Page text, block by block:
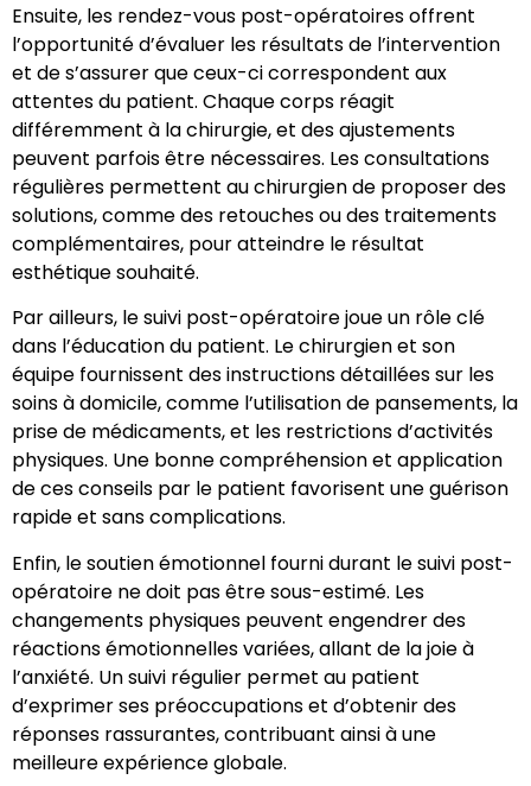
Ensuite, les rendez-vous post-opératoires offrent
l’opportunité d’évaluer les résultats de l’intervention
et de s’assurer que ceux-ci correspondent aux
attentes du patient. Chaque corps réagit
différemment à la chirurgie, et des ajustements
peuvent parfois être nécessaires. Les consultations
régulières permettent au chirurgien de proposer des
solutions, comme des retouches ou des traitements
complémentaires, pour atteindre le résultat
esthétique souhaité.
Par ailleurs, le suivi post-opératoire joue un rôle clé
dans l’éducation du patient. Le chirurgien et son
équipe fournissent des instructions détaillées sur les
soins à domicile, comme l’utilisation de pansements, la
prise de médicaments, et les restrictions d’activités
physiques. Une bonne compréhension et application
de ces conseils par le patient favorisent une guérison
rapide et sans complications.
Enfin, le soutien émotionnel fourni durant le suivi post-
opératoire ne doit pas être sous-estimé. Les
changements physiques peuvent engendrer des
réactions émotionnelles variées, allant de la joie à
l’anxiété. Un suivi régulier permet au patient
d’exprimer ses préoccupations et d’obtenir des
réponses rassurantes, contribuant ainsi à une
meilleure expérience globale.